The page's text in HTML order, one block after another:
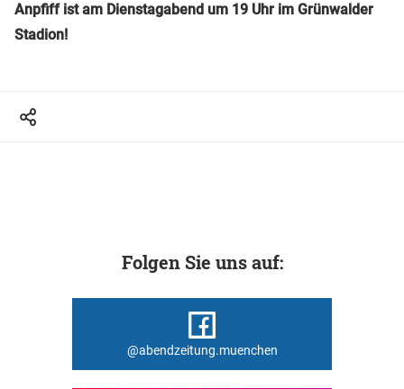
Anpfiff ist am Dienstagabend um 19 Uhr im Grünwalder
Stadion!
Folgen Sie uns auf:
@abendzeitung.muenchen